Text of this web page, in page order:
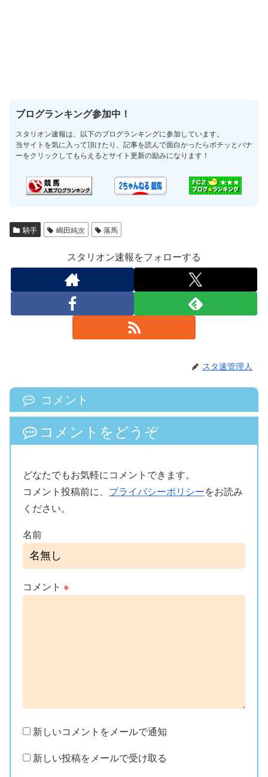
ブログランキング参加中！
スタリオン速報は、以下のブログランキングに参加しています。
当サイトを気に入って頂けたり、記事を読んで面白かったらポチッとバナ
ーをクリックしてもらえるとサイト更新の励みになります！
騎手 嶋田純次 落馬
スタリオン速報をフォローする
スタ速管理人
コメント
コメントをどうぞ
どなたでもお気軽にコメントできます。
コメント投稿前に、 プライバシーポリシーをお読み
ください。
名前
コメント ※
新しいコメントをメールで通知
新しい投稿をメールで受け取る